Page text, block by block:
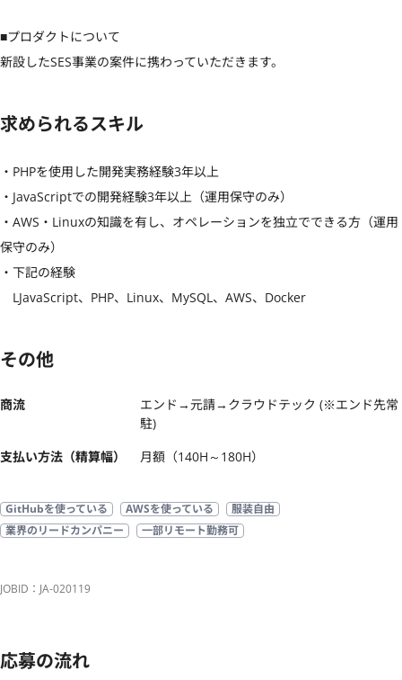
■プロダクトについて
新設したSES事業の案件に携わっていただきます。
求められるスキル
・PHPを使用した開発実務経験3年以上
・JavaScriptでの開発経験3年以上（運用保守のみ）
・AWS・Linuxの知識を有し、オペレーションを独立でできる方（運用
保守のみ）
・下記の経験
LJavaScript、PHP、Linux、MySQL、AWS、Docker
その他
商流
エンド→元請→クラウドテック (※エンド先常
駐)
支払い方法（精算幅）
月額（140H～180H）
GitHubを使っている AWSを使っている
服装自由
業界のリードカンパニー
一部リモート勤務可
JOBID：JA-020119
応募の流れ